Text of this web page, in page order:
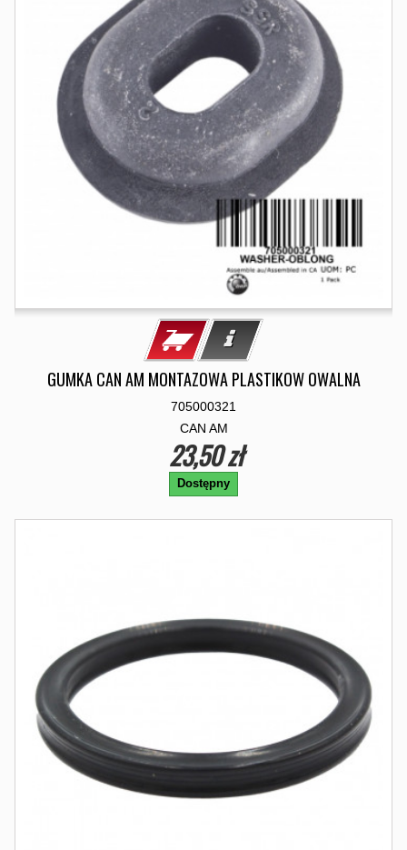
GUMKA CAN AM MONTAZOWA PLASTIKOW OWALNA
705000321
CAN AM
23,50 zł
Dostępny